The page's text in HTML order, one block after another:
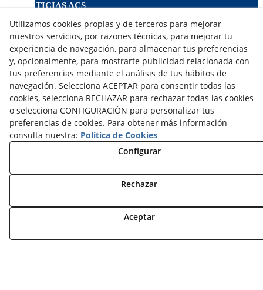
NOTICIAS ACS
TARIFAS FABRICANTES
NOVEDADES
MI CUENTA
CONTÁCTANOS
DEVOLUCIONES
TRABAJA CON NOSOTROS
POLÍTICA DE COOKIES
DERECHO DESISITIMIENTO
Utilizamos cookies propias y de terceros para mejorar
nuestros servicios, por razones técnicas, para mejorar tu
experiencia de navegación, para almacenar tus preferencias
y, opcionalmente, para mostrarte publicidad relacionada con
tus preferencias mediante el análisis de tus hábitos de
navegación. Selecciona ACEPTAR para consentir todas las
cookies, selecciona RECHAZAR para rechazar todas las cookies
o selecciona CONFIGURACIÓN para personalizar tus
preferencias de cookies. Para obtener más información
consulta nuestra: Política de Cookies
Configurar
Rechazar
Aceptar